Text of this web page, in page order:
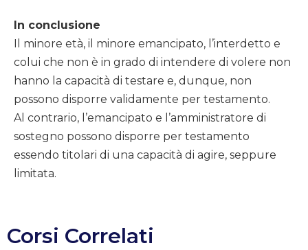
In conclusione
Il minore età, il minore emancipato, l’interdetto e
colui che non è in grado di intendere di volere non
hanno la capacità di testare e, dunque, non
possono disporre validamente per testamento.
Al contrario, l’emancipato e l’amministratore di
sostegno possono disporre per testamento
essendo titolari di una capacità di agire, seppure
limitata.
Corsi Correlati